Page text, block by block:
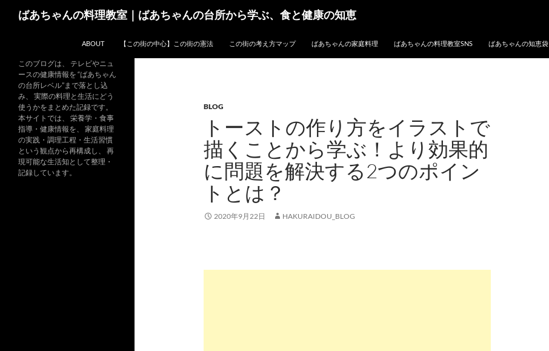
ばあちゃんの料理教室｜ばあちゃんの台所から学ぶ、食と健康の知恵
ABOUT 【この街の中心】この街の憲法 この街の考え方マップ ばあちゃんの家庭料理 ばあちゃんの料理教室SNS ばあちゃんの知恵袋
BLOG
トーストの作り方をイラストで
描くことから学ぶ！より効果的
に問題を解決する2つのポイン
トとは？
2020年9月22日 HAKURAIDOU_BLOG
このブログは、 テレビやニュ
ースの健康情報を “ばあちゃん
の台所レベル”まで落とし込
み、 実際の料理と生活にどう
使うかをまとめた記録です。
本サイトでは、 栄養学・食事
指導・健康情報を、 家庭料理
の実践・調理工程・生活習慣
という観点から再構成し、 再
現可能な生活知として整理・
記録しています。